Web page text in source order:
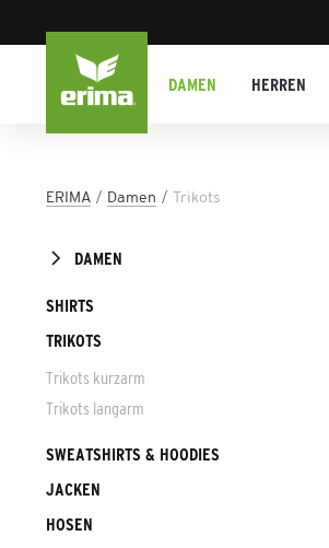
DAMEN HERREN
ERIMA Damen Trikots
DAMEN
SHIRTS
TRIKOTS
Trikots kurzarm
Trikots langarm
SWEATSHIRTS & HOODIES
JACKEN
HOSEN